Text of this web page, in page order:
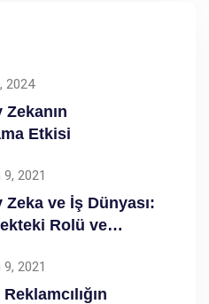
2024
Zekanın
Etkisi
2021
Zeka ve İş Dünyası:
Rolü ve
2021